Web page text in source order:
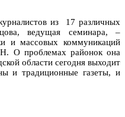
из 17 различных
ведущая семинара, –
и массовых коммуникаций
О проблемах районок она
области сегодня выходит
и традиционные газеты, и